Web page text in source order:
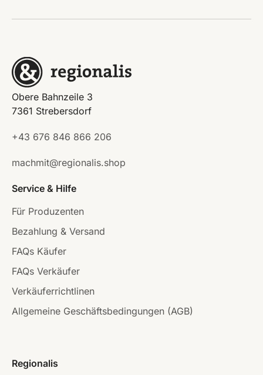
Obere Bahnzeile 3
7361 Strebersdorf
+43 676 846 866 206
machmit@regionalis.shop
Service & Hilfe
Für Produzenten
Bezahlung & Versand
FAQs Käufer
FAQs Verkäufer
Verkäuferrichtlinen
Allgemeine Geschäftsbedingungen (AGB)
Regionalis